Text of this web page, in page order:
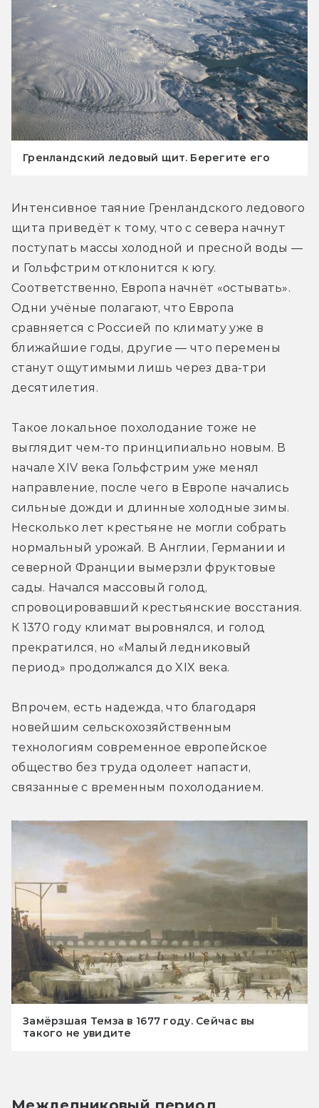
Гренландский ледовый щит. Берегите его
Интенсивное таяние Гренландского ледового
щита приведёт к тому, что с севера начнут
поступать массы холодной и пресной воды —
и Гольфстрим отклонится к югу.
Соответственно, Европа начнёт «остывать».
Одни учёные полагают, что Европа
сравняется с Россией по климату уже в
ближайшие годы, другие — что перемены
станут ощутимыми лишь через два-три
десятилетия.
Такое локальное похолодание тоже не
выглядит чем-то принципиально новым. В
начале XIV века Гольфстрим уже менял
направление, после чего в Европе начались
сильные дожди и длинные холодные зимы.
Несколько лет крестьяне не могли собрать
нормальный урожай. В Англии, Германии и
северной Франции вымерзли фруктовые
сады. Начался массовый голод,
спровоцировавший крестьянские восстания.
К 1370 году климат выровнялся, и голод
прекратился, но «Малый ледниковый
период» продолжался до XIX века.
Впрочем, есть надежда, что благодаря
новейшим сельскохозяйственным
технологиям современное европейское
общество без труда одолеет напасти,
связанные с временным похолоданием.
Замёрзшая Темза в 1677 году. Сейчас вы
такого не увидите